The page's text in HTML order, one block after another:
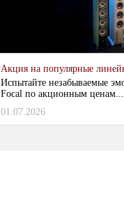
Акция на популярные
Испытайте незабываемые
Focal по акционным
01.07.2026